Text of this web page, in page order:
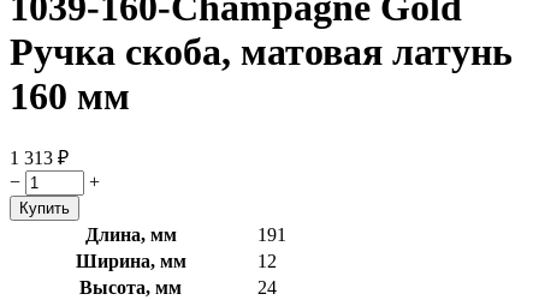
Ручка скоба, матовая латунь
160 мм
1 313 ₽
−
+
Длина, мм
191
Ширина, мм
12
Высота, мм
24